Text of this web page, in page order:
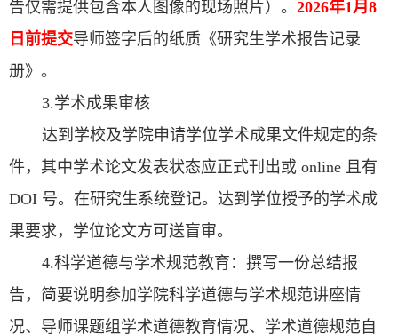
告仅需提供包含本人图像的现场照片）。 2026年1月8
日前提交导师签字后的纸质《研究生学术报告记录
册》。
3.学术成果审核
达到学校及学院申请学位学术成果文件规定的条
件，其中学术论文发表状态应正式刊出或 online 且有
DOI 号。在研究生系统登记。达到学位授予的学术成
果要求，学位论文方可送盲审。
4.科学道德与学术规范教育：撰写一份总结报
告，简要说明参加学院科学道德与学术规范讲座情
况、导师课题组学术道德教育情况、学术道德规范自